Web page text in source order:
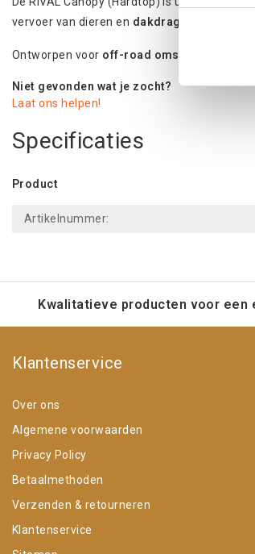
vervoer van dieren en dakdragers die
Ontworpen voor off-road omstandigheden
Niet gevonden wat je zocht?
Laat ons helpen!
Specificaties
Product
Artikelnummer:
Kwalitatieve producten voor een
Klantenservice
Over ons
Algemene voorwaarden
Privacy Policy
Betaalmethoden
Verzenden & retourneren
Klantenservice